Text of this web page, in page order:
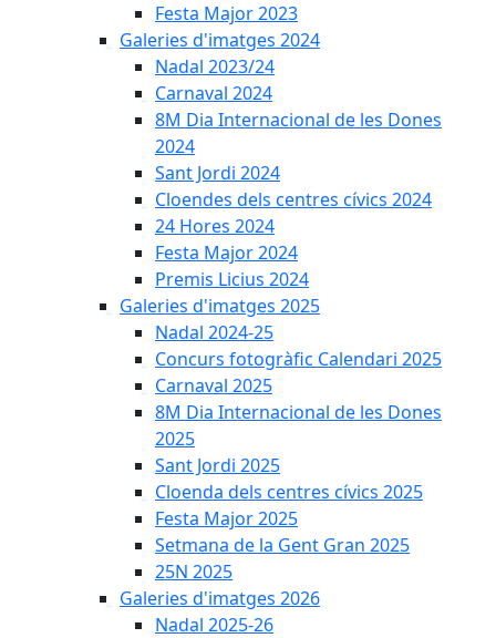
Festa Major 2023
Galeries d'imatges 2024
Nadal 2023/24
Carnaval 2024
8M Dia Internacional de les Dones
2024
Sant Jordi 2024
Cloendes dels centres cívics 2024
24 Hores 2024
Festa Major 2024
Premis Licius 2024
Galeries d'imatges 2025
Nadal 2024-25
Concurs fotogràfic Calendari 2025
Carnaval 2025
8M Dia Internacional de les Dones
2025
Sant Jordi 2025
Cloenda dels centres cívics 2025
Festa Major 2025
Setmana de la Gent Gran 2025
25N 2025
Galeries d'imatges 2026
Nadal 2025-26